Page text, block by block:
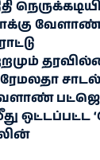
வேளாண்
சாடல்
ஒட்டப்பட்ட